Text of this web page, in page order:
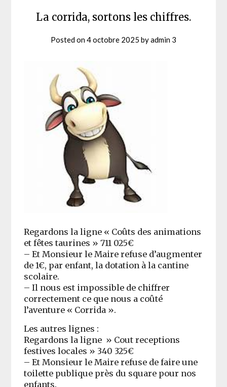
La corrida, sortons les chiffres.
Posted on4 octobre 2025 byadmin 3
Regardons la ligne « Coûts des animations
et fêtes taurines » 711 025€
– Et Monsieur le Maire refuse d’augmenter
de 1€, par enfant, la dotation à la cantine
scolaire.
– Il nous est impossible de chiffrer
correctement ce que nous a coûté
l’aventure « Corrida ».
Les autres lignes :
Regardons la ligne » Cout receptions
festives locales » 340 325€
– Et Monsieur le Maire refuse de faire une
toilette publique près du square pour nos
enfants.